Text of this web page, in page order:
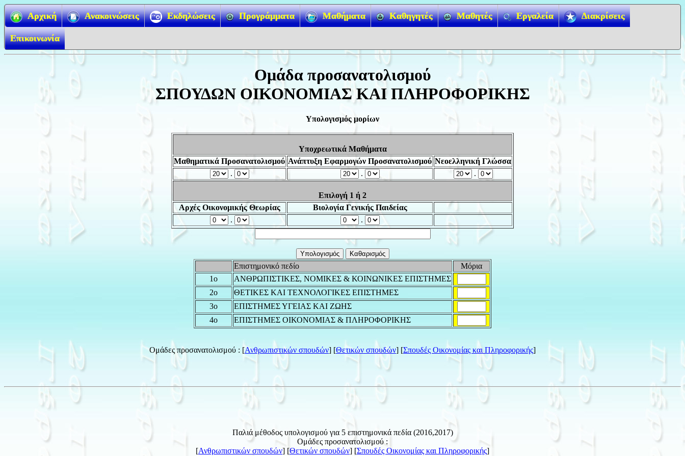
Αρχική Ανακοινώσεις Εκδηλώσεις Προγράμματα Μαθήματα Καθηγητές Μαθητές Εργαλεία Διακρίσεις
Επικοινωνία
Ομάδα προσανατολισμού
ΣΠΟΥΔΩΝ ΟΙΚΟΝΟΜΙΑΣ ΚΑΙ ΠΛΗΡΟΦΟΡΙΚΗΣ
Υπολογισμός μορίων
Υποχρεωτικά Μαθήματα
Μαθηματικά Προσανατολισμού Ανάπτυξη Εφαρμογών Προσανατολισμού Νεοελληνική Γλώσσα
.
. .
Επιλογή 1 ή 2
Αρχές Οικονομικής Θεωρίας
Βιολογία Γενικής Παιδείας
.
.
Επιστημονικό πεδίο
Μόρια
1ο
ΑΝΘΡΩΠΙΣΤΙΚΕΣ, ΝΟΜΙΚΕΣ & ΚΟΙΝΩΝΙΚΕΣ ΕΠΙΣΤΗΜΕΣ
2ο
ΘΕΤΙΚΕΣ ΚΑΙ ΤΕΧΝΟΛΟΓΙΚΕΣ ΕΠΙΣΤΗΜΕΣ
3ο
ΕΠΙΣΤΗΜΕΣ ΥΓΕΙΑΣ ΚΑΙ ΖΩΗΣ
4ο
ΕΠΙΣΤΗΜΕΣ ΟΙΚΟΝΟΜΙΑΣ & ΠΛΗΡΟΦΟΡΙΚΗΣ
Ομάδες προσανατολισμού : [Ανθρωπιστικών σπουδών] [Θετικών σπουδών] [Σπουδές Οικονομίας και Πληροφορικής]
Παλιά μέθοδος υπολογισμού για 5 επιστημονικά πεδία (2016,2017)
Ομάδες προσανατολισμού :
[Ανθρωπιστικών σπουδών] [Θετικών σπουδών] [Σπουδές Οικονομίας και Πληροφορικής]